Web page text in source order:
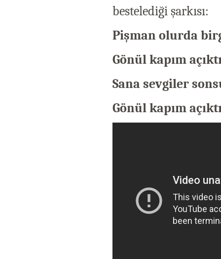
bestelediği şarkısı:
Pişman olurda
Gönül kapım
Sana sevgiler
Gönül kapım